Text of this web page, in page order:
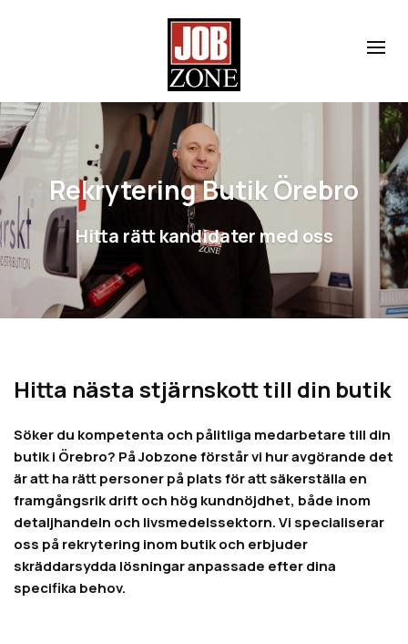
Rekrytering Butik Örebro
Hitta rätt kandidater med oss
Hitta nästa stjärnskott till din butik
Söker du kompetenta och pålitliga medarbetare till din
butik i Örebro? På Jobzone förstår vi hur avgörande det
är att ha rätt personer på plats för att säkerställa en
framgångsrik drift och hög kundnöjdhet, både inom
detaljhandeln och livsmedelssektorn. Vi specialiserar
oss på rekrytering inom butik och erbjuder
skräddarsydda lösningar anpassade efter dina
specifika behov.